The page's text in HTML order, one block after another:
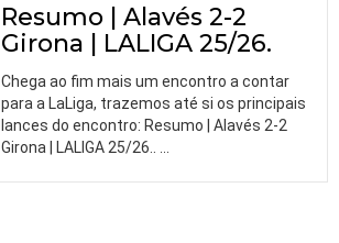
Resumo | Alavés 2-2
Girona | LALIGA 25/26.
Chega ao fim mais um encontro a contar
para a LaLiga, trazemos até si os principais
lances do encontro: Resumo | Alavés 2-2
Girona | LALIGA 25/26..